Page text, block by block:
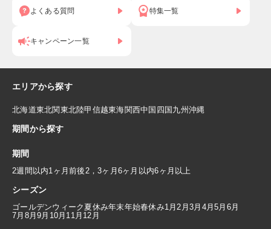
よくある質問 特集一覧
キャンペーン一覧
エリアから探す
北海道東北関東北陸甲信越東海関西中国 四国 九州 沖縄
期間から探す
期間
2週間以内1ヶ月前後2，3ヶ月 6ヶ月以内6ヶ月以上
シーズン
ゴールデンウィーク 夏休み年末年始春休み1月2月3月 4月5月 6月
7月 8月9月 10月 11月 12月